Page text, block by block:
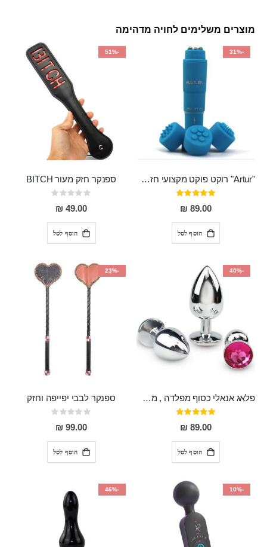
מוצרים משלימים לחויה מדהימה
-31%
"Artur" רוקט פוקט מקצועי חזק במיוחד
דירוג:
95%
89.00 ₪
הוסף לסל
-51%
ספנקר חזק מעור BITCH
Rating:
0%
49.00 ₪
הוסף לסל
-40%
פלאג אנאלי כסוף מפלדה , מתאים ללבישה מתחת לבגדים, בגודל 7.3 על 2.8 ס"מ
דירוג:
97%
89.00 ₪
הוסף לסל
-23%
ספנקר לבבי יפייפה וחזק
Rating:
0%
99.00 ₪
הוסף לסל
-10%
-46%